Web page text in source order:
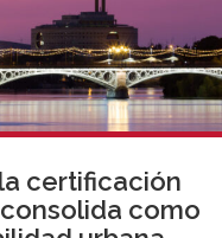
certificación
consolida como